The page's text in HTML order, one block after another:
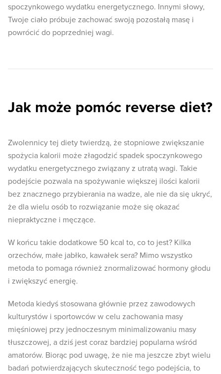
spoczynkowego wydatku energetycznego. Innymi słowy,
Twoje ciało próbuje zachować swoją pozostałą masę i
powrócić do poprzedniej wagi.
Jak może pomóc reverse diet?
Zwolennicy tej diety twierdzą, że stopniowe zwiększanie
spożycia kalorii może złagodzić spadek spoczynkowego
wydatku energetycznego związany z utratą wagi. Takie
podejście pozwala na spożywanie większej ilości kalorii
bez znacznego przybierania na wadze, ale nie da się ukryć,
że dla wielu osób to rozwiązanie może się okazać
niepraktyczne i męczące.
W końcu takie dodatkowe 50 kcal to, co to jest? Kilka
orzechów, małe jabłko, kawałek sera? Mimo wszystko
metoda to pomaga również znormalizować hormony głodu
i zwiększyć energię.
Metoda kiedyś stosowana głównie przez zawodowych
kulturystów i sportowców w celu zachowania masy
mięśniowej przy jednoczesnym minimalizowaniu masy
tłuszczowej, a dziś jest coraz bardziej popularna wśród
amatorów. Biorąc pod uwagę, że nie ma jeszcze zbyt wielu
badań potwierdzających skuteczność tego podejścia, to